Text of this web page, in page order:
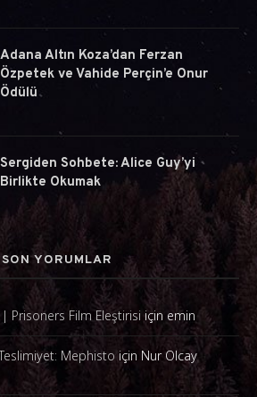
Adana Altın Koza’dan Ferzan
Özpetek ve Vahide Perçin’e Onur
Ödülü
Sergiden Sohbete: Alice Guy’yi
Birlikte Okumak
SON YORUMLAR
Prisoners Film Eleştirisi için emin
Mephisto için Nur Olcay